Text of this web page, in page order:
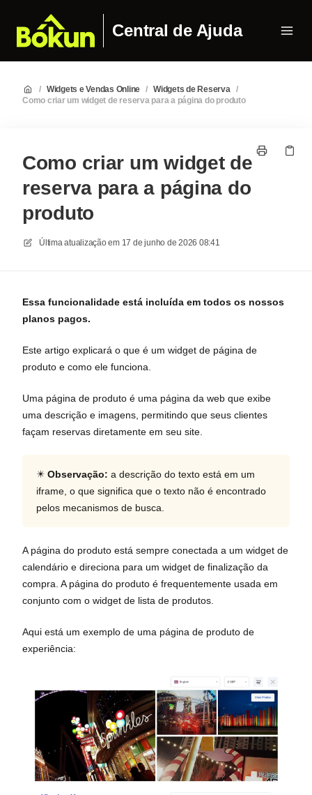
Central de Ajuda
/ Widgets e Vendas Online / Widgets de Reserva /
Como criar um widget de reserva para a página do produto
Como criar um widget de
reserva para a página do
produto
Última atualização em 17 de junho de 2026 08:41
Essa funcionalidade está incluída em todos os nossos
planos pagos.
Este artigo explicará o que é um widget de página de
produto e como ele funciona.
Uma página de produto é uma página da web que exibe
uma descrição e imagens, permitindo que seus clientes
façam reservas diretamente em seu site.
✴️ Observação: a descrição do texto está em um
iframe, o que significa que o texto não é encontrado
pelos mecanismos de busca.
A página do produto está sempre conectada a um widget de
calendário e direciona para um widget de finalização da
compra. A página do produto é frequentemente usada em
conjunto com o widget de lista de produtos.
Aqui está um exemplo de uma página de produto de
experiência: